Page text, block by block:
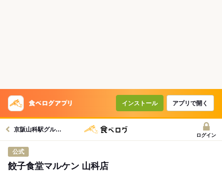
インストール アプリで開く
京阪山科駅グルメへ
ログイン
公式
餃子食堂マルケン 山科店